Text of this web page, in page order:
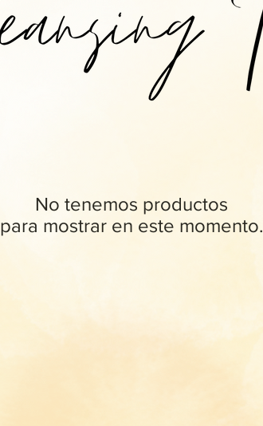
No tenemos productos
para mostrar en este momento.